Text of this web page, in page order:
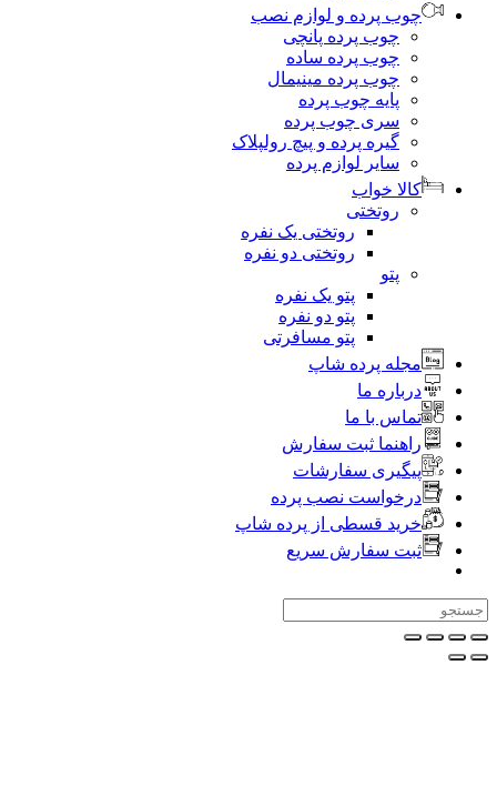
پرده و لوازم نصب
چوب پرده پانچی
چوب پرده ساده
چوب پرده مینیمال
پایه چوب پرده
سری چوب پرده
گیره پرده و پیچ رولپلاک
سایر لوازم پرده
خواب
روتختی یک نفره
روتختی دو نفره
پتو یک نفره
پتو دو نفره
پتو مسافرتی
پرده شاپ
ما
با ما
ثبت سفارش
سفارشات
نصب پرده
قسطی از پرده شاپ
سفارش سریع